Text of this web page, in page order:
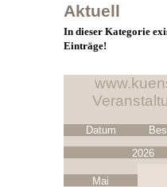
Aktuell
In dieser Kategorie
Einträge!
Datum
2026
Mai